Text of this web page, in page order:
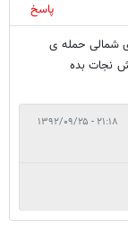
پاسخ
ی شمالی حمله ی
نجات بده
۲۱:۱۸ - ۱۳۹۲/۰۹/۲۵